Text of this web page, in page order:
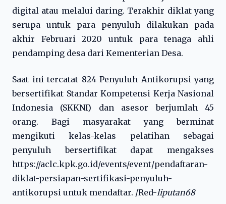
digital atau melalui daring. Terakhir diklat yang
serupa untuk para penyuluh dilakukan pada
akhir Februari 2020 untuk para tenaga ahli
pendamping desa dari Kementerian Desa.
Saat ini tercatat 824 Penyuluh Antikorupsi yang
bersertifikat Standar Kompetensi Kerja Nasional
Indonesia (SKKNI) dan asesor berjumlah 45
orang. Bagi masyarakat yang berminat
mengikuti kelas-kelas pelatihan sebagai
penyuluh bersertifikat dapat mengakses
https://aclc.kpk.go.id/events/event/pendaftaran-
diklat-persiapan-sertifikasi-penyuluh-
antikorupsi untuk mendaftar. /Red-liputan68